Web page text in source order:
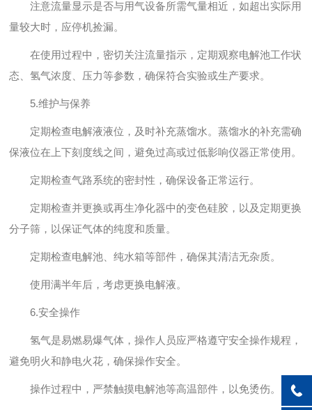
注意流量显示是否与用气设备所需气量相近，如超出实际用
量较大时，应停机捡漏。
在使用过程中，密切关注流量指示，定期观察电解池工作状
态、氢气浓度、压力等参数，确保符合实验或生产要求。
5.维护与保养
定期检查电解液液位，及时补充蒸馏水。蒸馏水的补充需确
保液位在上下刻度线之间，避免过高或过低影响仪器正常使用。
定期检查气路系统的密封性，确保设备正常运行。
定期检查并更换或再生净化器中的变色硅胶，以及定期更换
分子筛，以保证气体的纯度和质量。
定期检查电解池、纯水箱等部件，确保其清洁无杂质。
使用满半年后，考虑更换电解液。
6.安全操作
氢气是易燃易爆气体，操作人员应严格遵守安全操作规程，
避免明火和静电火花，确保操作安全。
操作过程中，严禁触摸电解池等高温部件，以免烫伤。